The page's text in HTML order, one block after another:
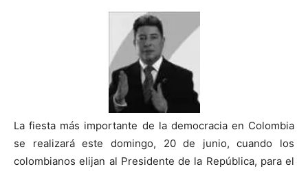
La fiesta más importante de la democracia en Colombia
se realizará este domingo, 20 de junio, cuando los
colombianos elijan al Presidente de la República, para el